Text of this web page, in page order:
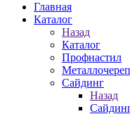
Главная
Каталог
Назад
Каталог
Профнастил
Сайдинг
Назад